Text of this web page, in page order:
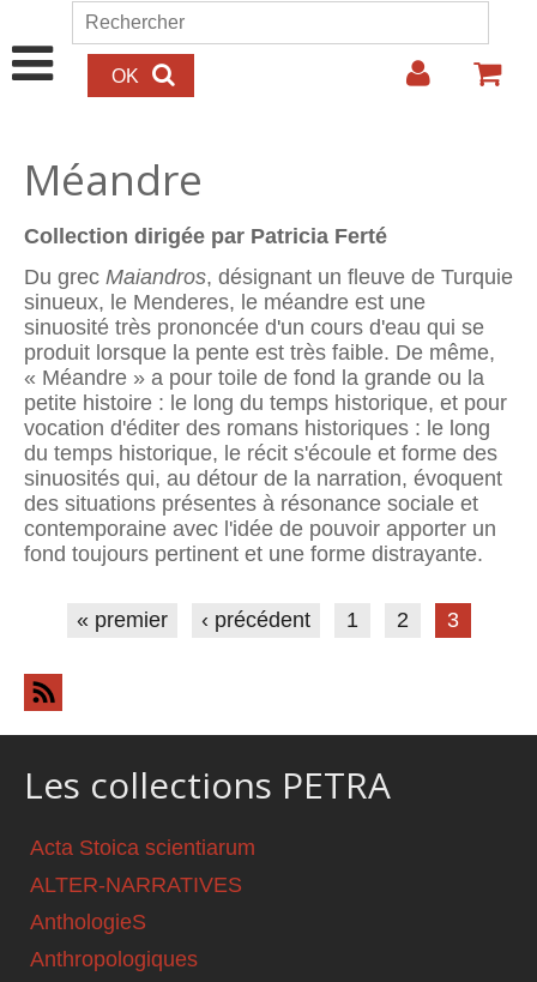
Aller au contenu principal
Formulaire de recherche
Rechercher
Méandre
Collection dirigée par Patricia Ferté
Du grec Maiandros, désignant un fleuve de Turquie
sinueux, le Menderes, le méandre est une
sinuosité très prononcée d'un cours d'eau qui se
produit lorsque la pente est très faible. De même,
« Méandre » a pour toile de fond la grande ou la
petite histoire : le long du temps historique, et pour
vocation d'éditer des romans historiques : le long
du temps historique, le récit s'écoule et forme des
sinuosités qui, au détour de la narration, évoquent
des situations présentes à résonance sociale et
contemporaine avec l'idée de pouvoir apporter un
fond toujours pertinent et une forme distrayante.
Pages
« premier ‹ précédent 1 2 3
Les collections PETRA
Acta Stoica scientiarum
ALTER-NARRATIVES
AnthologieS
Anthropologiques